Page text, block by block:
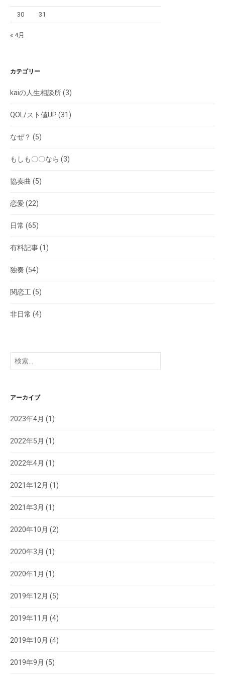
« 4月
30 31
カテゴリー
kaiの人生相談所(3)
QOL/スト値UP (31)
なぜ？ (5)
もしも〇〇なら (3)
協奏曲 (5)
恋愛 (22)
日常 (65)
有料記事(1)
独奏 (54)
関恋工 (5)
非日常 (4)
検
索:
アーカイブ
2023年4月 (1)
2022年5月 (1)
2022年4月 (1)
2021年12月 (1)
2021年3月 (1)
2020年10月 (2)
2020年3月 (1)
2020年1月 (1)
2019年12月 (5)
2019年11月 (4)
2019年10月 (4)
2019年9月 (5)